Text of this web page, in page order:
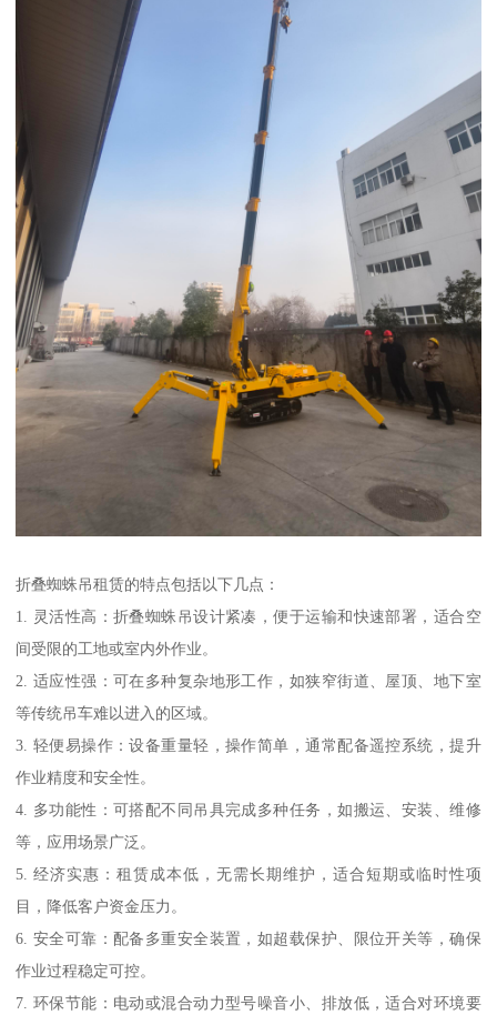
折叠蜘蛛吊租赁的特点包括以下几点：
1. 灵活性高：折叠蜘蛛吊设计紧凑，便于运输和快速部署，适合空
间受限的工地或室内外作业。
2. 适应性强：可在多种复杂地形工作，如狭窄街道、屋顶、地下室
等传统吊车难以进入的区域。
3. 轻便易操作：设备重量轻，操作简单，通常配备遥控系统，提升
作业精度和安全性。
4. 多功能性：可搭配不同吊具完成多种任务，如搬运、安装、维修
等，应用场景广泛。
5. 经济实惠：租赁成本低，无需长期维护，适合短期或临时性项
目，降低客户资金压力。
6. 安全可靠：配备多重安全装置，如超载保护、限位开关等，确保
作业过程稳定可控。
7. 环保节能：电动或混合动力型号噪音小、排放低，适合对环境要